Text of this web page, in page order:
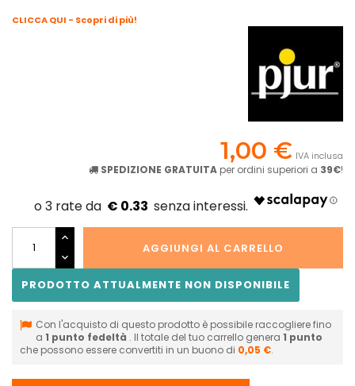
CLICCA QUI - Scopri di più!
1,00 € IVA inclusa
SPEDIZIONE GRATUITA per ordini superiori a 39€!
€ 0.33
AGGIUNGI AL CARRELLO
PRODOTTO ATTUALMENTE NON DISPONIBILE
Con l'acquisto di questo prodotto è possibile raccogliere fino
a 1 punto fedeltà . Il totale del tuo carrello genera 1 punto
che possono essere convertiti in un buono di 0,05 €.